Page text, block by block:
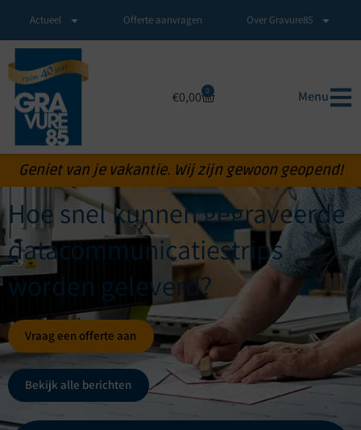
Actueel Offerte aanvragen Over Gravure85
€0,00 0 Menu
Geniet van je vakantie. Wij zijn gewoon geopend!
Hoe snel kunnen gegraveerde
datacommunicatiestrips
worden geleverd?
Vraag een offerte aan
Bekijk alle berichten